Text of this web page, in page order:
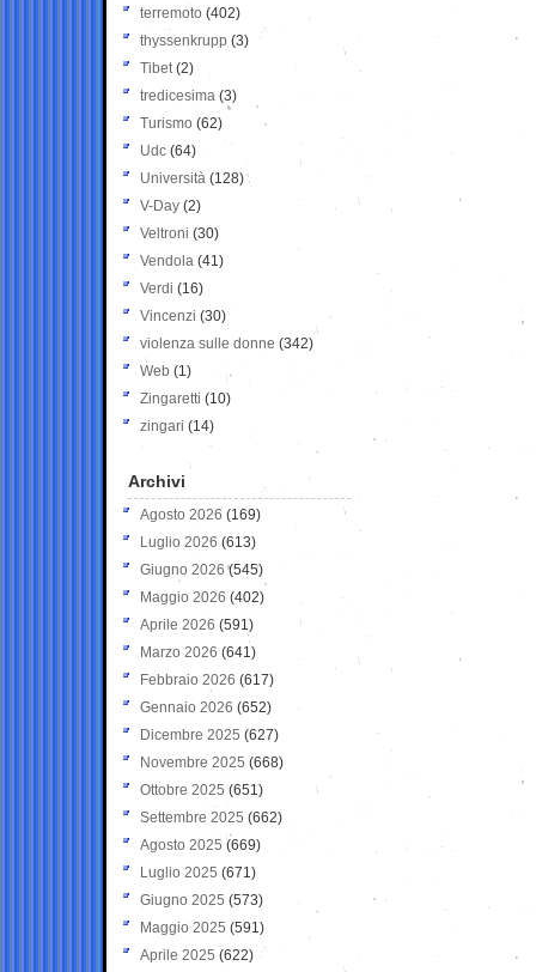
terremoto (402)
thyssenkrupp (3)
Tibet(2)
tredicesima (3)
Turismo (62)
Udc (64)
Università (128)
V-Day (2)
Veltroni (30)
Vendola (41)
Verdi (16)
Vincenzi (30)
violenza sulle donne (342)
Web (1)
Zingaretti (10)
zingari (14)
Archivi
Agosto 2026 (169)
Luglio 2026 (613)
Giugno 2026 (545)
Maggio 2026 (402)
Aprile 2026 (591)
Marzo 2026 (641)
Febbraio 2026 (617)
Gennaio 2026 (652)
Dicembre 2025 (627)
Novembre 2025 (668)
Ottobre 2025 (651)
Settembre 2025 (662)
Agosto 2025 (669)
Luglio 2025 (671)
Giugno 2025 (573)
Maggio 2025 (591)
Aprile 2025 (622)